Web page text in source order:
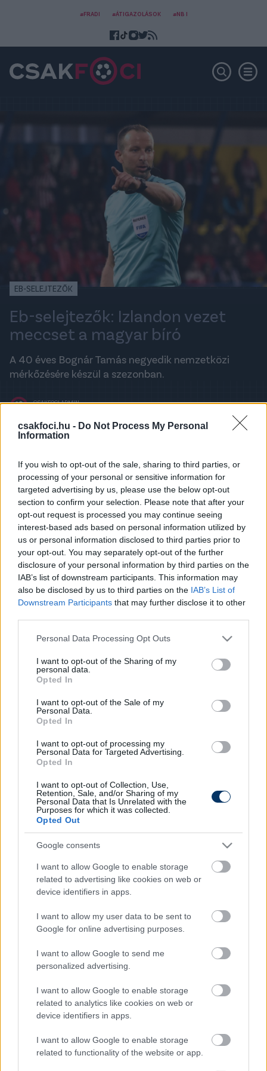
csakfoci.hu - Do Not Process My Personal
Information
If you wish to opt-out of the sale, sharing to third parties, or
processing of your personal or sensitive information for
targeted advertising by us, please use the below opt-out
section to confirm your selection. Please note that after your
opt-out request is processed you may continue seeing
interest-based ads based on personal information utilized by
us or personal information disclosed to third parties prior to
your opt-out. You may separately opt-out of the further
disclosure of your personal information by third parties on the
IAB’s list of downstream participants. This information may
also be disclosed by us to third parties on the IAB’s List of
Downstream Participants that may further disclose it to other
Please note that this website/app uses one or more Google
not limited to your visit or usage behaviour. You may click to
grant or deny consent to Google and its third-party tags to
use your data for below specified purposes in below Google
consent section.
Personal Data Processing Opt Outs
I want to opt-out of the Sharing of my
personal data.
Opted In
I want to opt-out of the Sale of my
Personal Data.
Opted In
I want to opt-out of processing my
Personal Data for Targeted Advertising.
Opted In
I want to opt-out of Collection, Use,
Retention, Sale, and/or Sharing of my
Personal Data that Is Unrelated with the
Purposes for which it was collected.
Opted Out
Google consents
I want to allow Google to enable storage
related to advertising like cookies on web or
device identifiers in apps.
I want to allow my user data to be sent to
Google for online advertising purposes.
I want to allow Google to send me
personalized advertising.
I want to allow Google to enable storage
related to analytics like cookies on web or
device identifiers in apps.
I want to allow Google to enable storage
related to functionality of the website or app.
#FRADI #ÁTIGAZOLÁSOK #NB I
EB-SELEJTEZŐK
Eb-selejtezők: Izlandon vezet
meccset a magyar bíró
A 40 éves Bognár Tamás negyedik nemzetközi
mérkőzésére készül a szezonban.
CSAKFOCI ADMIN
CsakfociGoogle News oldalán is!
Egyetlen magyarként fújhatja a sípot az októberi
Eb-selejtezők keretein belülBognár Tamás, aki
asszisztenseivel, Buzás Balázzsal és Kóbor Péterrel,
illetve az ezúttal negyedik játékvezetőként
tevékenykedő Berke Balázzsal az Izland-Andorra
mérkőzés lebonyolításában fognak közreműködni. A
találkozó hétfőn 20:45-től kerül megrendezésre.
Bognár utoljára júniusban vezetett Eb-selejtezőt,
akkor a Csehország-Bulgária meccset bízták rá, az
foglalkoztatták: a Bröndby-Braga, a Celtic-AIK, és a
vezényelte le.
Itt állíthatod be, hogy a Csakfoci az elsők
között legyen a Google-találatokban
Link másolása Email küldés
CÍMKÉK: #EB-SELEJTEZŐK
Autópiac
Kia Sportage
Szín: Sötétszürke (metál)
Üzemanyag: Benzin/elektromos
9 900 000 Ft
Volvo Xc60
19 150 000 Ft